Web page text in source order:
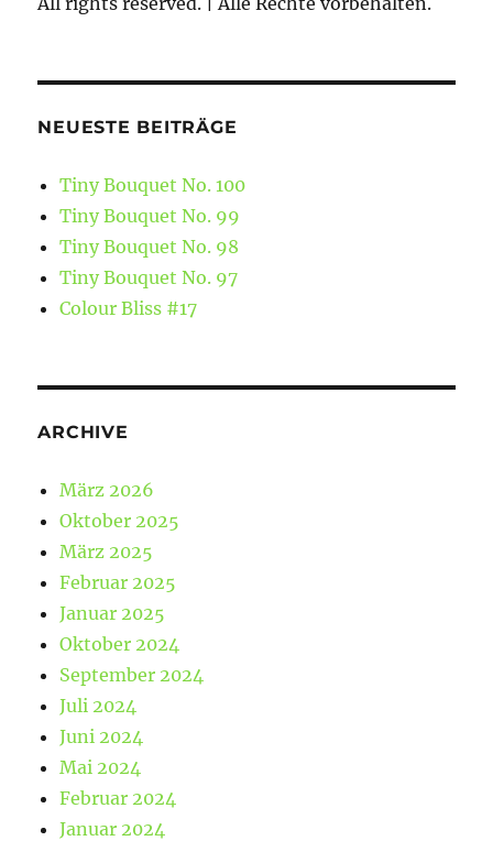
NEUESTE BEITRÄGE
Tiny Bouquet No. 100
Tiny Bouquet No. 99
Tiny Bouquet No. 98
Tiny Bouquet No. 97
Colour Bliss #17
ARCHIVE
März 2026
Oktober 2025
März 2025
Februar 2025
Januar 2025
Oktober 2024
September 2024
Juli 2024
Juni 2024
Mai 2024
Februar 2024
Januar 2024